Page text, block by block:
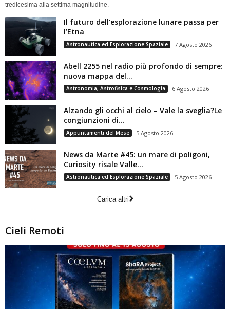
tredicesima alla settima magnitudine.
Il futuro dell’esplorazione lunare passa per
l’Etna
Astronautica ed Esplorazione Spaziale 7 Agosto 2026
Abell 2255 nel radio più profondo di sempre:
nuova mappa del...
Astronomia, Astrofisica e Cosmologia 6 Agosto 2026
Alzando gli occhi al cielo – Vale la sveglia?Le
congiunzioni di...
Appuntamenti del Mese 5 Agosto 2026
News da Marte #45: un mare di poligoni,
Curiosity risale Valle...
Astronautica ed Esplorazione Spaziale 5 Agosto 2026
Carica altri
Cieli Remoti